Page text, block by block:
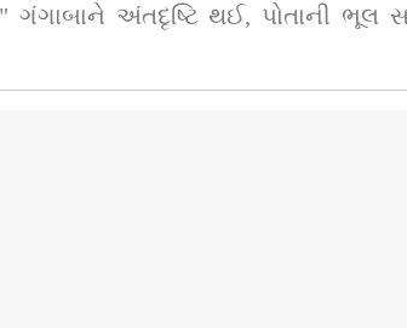
અંતદૃષ્ટિ થઈ, પોતાની ભૂલ